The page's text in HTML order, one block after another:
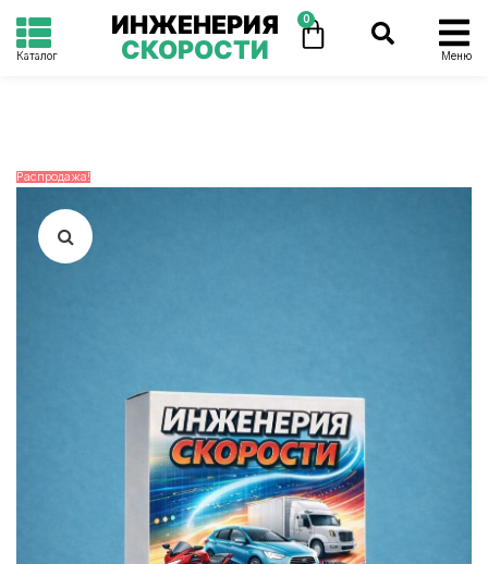
Каталог
ИНЖЕНЕРИЯ
СКОРОСТИ
0
Меню
Распродажа!